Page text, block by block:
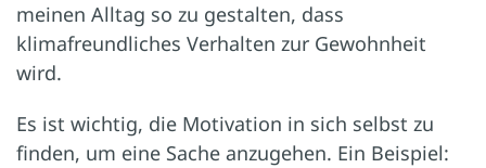
meinen Alltag so zu gestalten, dass
klimafreundliches Verhalten zur Gewohnheit
wird.
Es ist wichtig, die Motivation in sich selbst zu
finden, um eine Sache anzugehen. Ein Beispiel: